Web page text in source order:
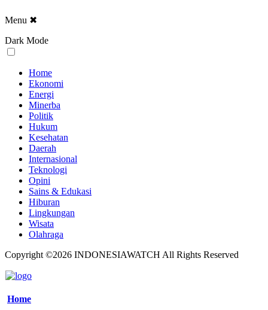
Menu ✖
Dark Mode
Home
Ekonomi
Energi
Minerba
Politik
Hukum
Kesehatan
Daerah
Internasional
Teknologi
Opini
Sains & Edukasi
Hiburan
Lingkungan
Wisata
Olahraga
Copyright ©2026 INDONESIAWATCH All Rights Reserved
Home